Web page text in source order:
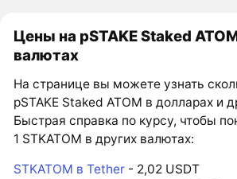
Цены на pSTAKE Staked
валютах
На странице вы можете узнать
pSTAKE Staked ATOM в долларах и
Быстрая справка по курсу, чтобы
1 STKATOM в других валютах:
STKATOM в Tether - 2,02 USDT